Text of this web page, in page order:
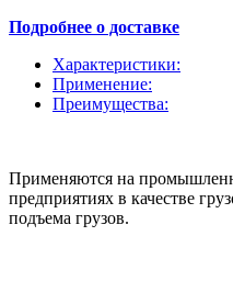
Подробнее о доставке
Характеристики:
Применение:
Преимущества:
Применяются на
предприятиях в качестве
подъема грузов.